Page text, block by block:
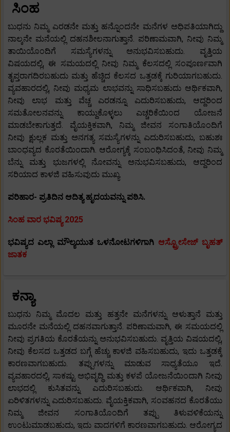
ಸಿಂಹ
ಬುಧನು ನಿಮ್ಮ ಎರಡನೇ ಮತ್ತು ಹನ್ನೊಂದನೇ ಮನೆಗಳ ಅಧಿಪತಿಯಾಗಿದ್ದು
ನಾಲ್ಕನೇ ಮನೆಯಲ್ಲಿ ದಹನಶೀಲನಾಗುತ್ತಾನೆ. ಪರಿಣಾಮವಾಗಿ, ನೀವು ನಿಮ್ಮ
ತಾಯಿಯೊಂದಿಗೆ ಸಮಸ್ಯೆಗಳನ್ನು ಅನುಭವಿಸಬಹುದು. ವೃತ್ತಿಯ
ವಿಷಯದಲ್ಲಿ, ಈ ಸಮಯದಲ್ಲಿ ನೀವು ನಿಮ್ಮ ಕೆಲಸದಲ್ಲಿ ಸಂಪೂರ್ಣವಾಗಿ
ತೃಪ್ತರಾಗದಿರಬಹುದು ಮತ್ತು ಹೆಚ್ಚಿದ ಕೆಲಸದ ಒತ್ತಡಕ್ಕೆ ಗುರಿಯಾಗಬಹುದು.
ವ್ಯವಹಾರದಲ್ಲಿ, ನೀವು ಮಧ್ಯಮ ಲಾಭವನ್ನು ಸಾಧಿಸಬಹುದು ಆರ್ಥಿಕವಾಗಿ,
ನೀವು ಲಾಭ ಮತ್ತು ವೆಚ್ಚ ಎರಡನ್ನೂ ಎದುರಿಸಬಹುದು, ಆದ್ದರಿಂದ
ಸಮತೋಲನವನ್ನು ಕಾಯ್ದುಕೊಳ್ಳಲು ಎಚ್ಚರಿಕೆಯಿಂದ ಯೋಜನೆ
ಮಾಡಬೇಕಾಗುತ್ತದೆ. ವೈಯಕ್ತಿಕವಾಗಿ, ನಿಮ್ಮ ಜೀವನ ಸಂಗಾತಿಯೊಂದಿಗೆ
ನೀವು ಕ್ಷುಲ್ಲಕ ಮತ್ತು ಅನಗತ್ಯ ಸಮಸ್ಯೆಗಳನ್ನು ಎದುರಿಸಬಹುದು, ಬಹುಶಃ
ಬಾಂಧವ್ಯದ ಕೊರತೆಯಿಂದಾಗಿ. ಆರೋಗ್ಯಕ್ಕೆ ಸಂಬಂಧಿಸಿದಂತೆ, ನೀವು ನಿಮ್ಮ
ಬೆನ್ನು ಮತ್ತು ಭುಜಗಳಲ್ಲಿ ನೋವನ್ನು ಅನುಭವಿಸಬಹುದು, ಆದ್ದರಿಂದ
ಸರಿಯಾದ ಕಾಳಜಿ ವಹಿಸುವುದು ಮುಖ್ಯ.
ಪರಿಹಾರ- ಪ್ರತಿದಿನ ಆದಿತ್ಯ ಹೃದಯವನ್ನು ಪಠಿಸಿ.
ಸಿಂಹ ವಾರ ಭವಿಷ್ಯ 2025
ಭವಿಷ್ಯದ ಎಲ್ಲಾ ಮೌಲ್ಯಯುತ ಒಳನೋಟಗಳಿಗಾಗಿ ಆಸ್ಟ್ರೋಸೇಜ್ ಬೃಹತ್
ಜಾತಕ
ಕನ್ಯಾ
ಬುಧನು ನಿಮ್ಮ ಮೊದಲ ಮತ್ತು ಹತ್ತನೇ ಮನೆಗಳನ್ನು ಆಳುತ್ತಾನೆ ಮತ್ತು
ಮೂರನೇ ಮನೆಯಲ್ಲಿ ದಹನವಾಗುತ್ತಾನೆ. ಪರಿಣಾಮವಾಗಿ, ಈ ಸಮಯದಲ್ಲಿ
ನೀವು ಪ್ರಗತಿಯ ಕೊರತೆಯನ್ನು ಅನುಭವಿಸಬಹುದು. ವೃತ್ತಿಯ ವಿಷಯದಲ್ಲಿ,
ನೀವು ಕೆಲಸದ ಒತ್ತಡದ ಬಗ್ಗೆ ಹೆಚ್ಚು ಕಾಳಜಿ ವಹಿಸಬಹುದು, ಇದು ಒತ್ತಡಕ್ಕೆ
ಕಾರಣವಾಗಬಹುದು. ತಪ್ಪುಗಳನ್ನು ಮಾಡುವ ಸಾಧ್ಯತೆಯೂ ಇದೆ.
ವ್ಯವಹಾರದಲ್ಲಿ, ಸಾಕಷ್ಟು ಅಭಿವೃದ್ಧಿ ಮತ್ತು ಕಳಪೆ ಯೋಜನೆಯಿಂದಾಗಿ ನೀವು
ಲಾಭದಲ್ಲಿ ಕುಸಿತವನ್ನು ಎದುರಿಸಬಹುದು. ಆರ್ಥಿಕವಾಗಿ, ನೀವು
ಏರಿಳಿತಗಳನ್ನು ಎದುರಿಸಬಹುದು. ವೈಯಕ್ತಿಕವಾಗಿ, ಸಂವಹನದ ಕೊರತೆಯು
ನಿಮ್ಮ ಜೀವನ ಸಂಗಾತಿಯೊಂದಿಗೆ ತಪ್ಪು ತಿಳುವಳಿಕೆಯನ್ನು
ಉಂಟುಮಾಡಬಹುದು, ಇದು ವಾದಗಳಿಗೆ ಕಾರಣವಾಗಬಹುದು. ಆರೋಗ್ಯದ